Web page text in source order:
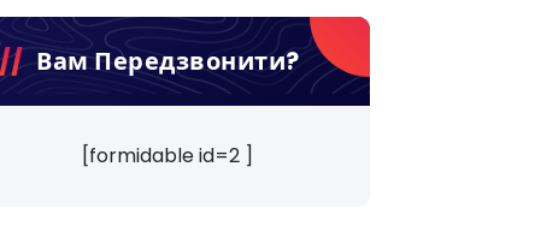
Вам Передзвонити?
[formidable id=2 ]